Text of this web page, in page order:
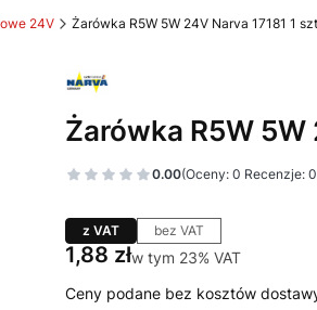
24V Żarówka R5W 5W 24V Narva 17181 1
Żarówka R5W 5W
0.00(Oceny: 0 Recenzje:
z VAT bez VAT
Cena
1,88 złw tym 23% VAT
w tym 23% VAT
Ceny podane bez kosztów